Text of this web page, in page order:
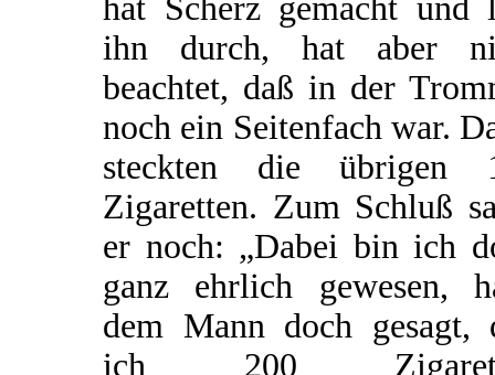
hat Scherz gemacht und
ihn durch, hat aber
beachtet, daß in der
noch ein Seitenfach war.
steckten die übrigen
Zigaretten. Zum Schluß
er noch: „Dabei bin ich
ganz ehrlich gewesen,
dem Mann doch gesagt,
ich 200